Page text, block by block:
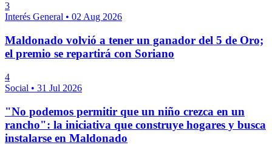
3
Interés General • 02 Aug 2026
Maldonado volvió a tener un ganador del 5 de Oro;
el premio se repartirá con Soriano
4
Social • 31 Jul 2026
"No podemos permitir que un niño crezca en un
rancho": la iniciativa que construye hogares y busca
instalarse en Maldonado